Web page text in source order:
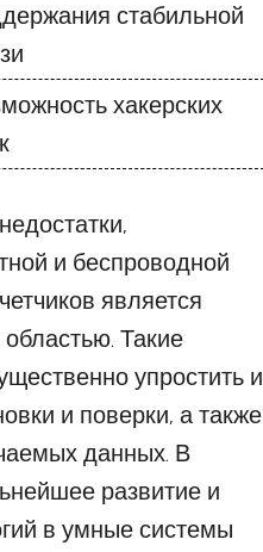
стабильной
хакерских
и беспроводной
является
Такие
упростить и
и поверки, а также
данных. В
развитие и
в умные системы